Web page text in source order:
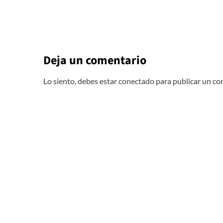
Deja un comentario
Lo siento, debes estarconectado para publicar un